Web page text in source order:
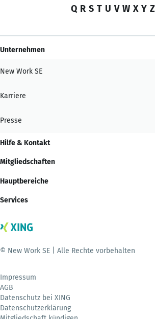
Q R S T U V W X Y Z
Unternehmen
New Work SE
Karriere
Presse
Hilfe & Kontakt
Mitgliedschaften
Hauptbereiche
Services
© New Work SE | Alle Rechte vorbehalten
Impressum
AGB
Datenschutz bei XING
Datenschutzerklärung